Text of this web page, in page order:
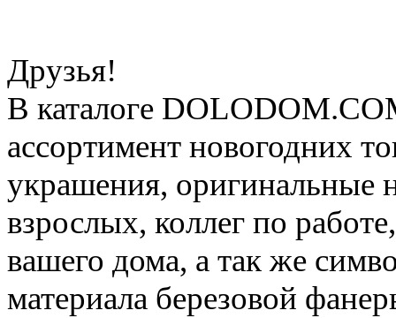
Друзья!
В каталоге
ассортимент новогодних
украшения, оригинальные
взрослых, коллег по
вашего дома, а так же
материала березовой